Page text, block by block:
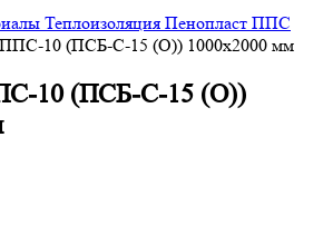
Теплоизоляция Пенопласт ППС
ППС-10 (ПСБ-С-15 (О)) 1000х2000 мм
10 (ПСБ-С-15 (О))